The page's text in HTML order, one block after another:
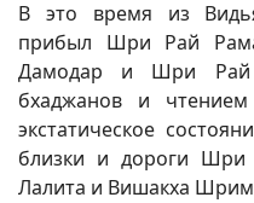
В это время из
прибыл Шри Рай
Дамодар и Шри Рай
бхаджанов и чтением
экстатическое
близки и дороги Шри
Лалита и Вишакха